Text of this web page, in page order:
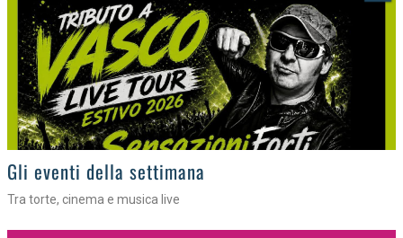
Gli eventi della settimana
Tra torte, cinema e musica live